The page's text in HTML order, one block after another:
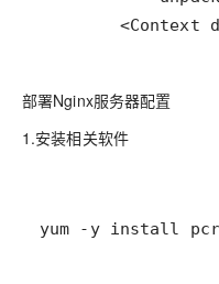
<Context
部署Nginx服务器配置
1.安装相关软件
yum -y install